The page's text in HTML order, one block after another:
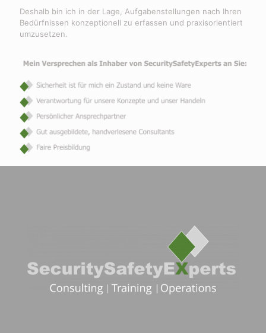
Deshalb bin ich in der Lage, Aufgabenstellungen nach Ihren
Bedürfnissen konzeptionell zu erfassen und praxisorientiert
umzusetzen.